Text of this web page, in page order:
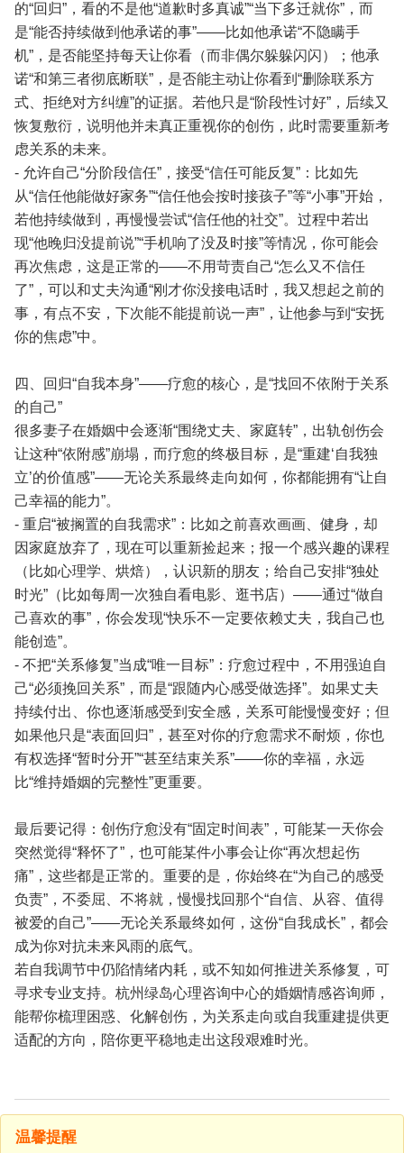
的“回归”，看的不是他“道歉时多真诚”“当下多迁就你”，而
是“能否持续做到他承诺的事”——比如他承诺“不隐瞒手
机”，是否能坚持每天让你看（而非偶尔躲躲闪闪）；他承
诺“和第三者彻底断联”，是否能主动让你看到“删除联系方
式、拒绝对方纠缠”的证据。若他只是“阶段性讨好”，后续又
恢复敷衍，说明他并未真正重视你的创伤，此时需要重新考
虑关系的未来。
- 允许自己“分阶段信任”，接受“信任可能反复”：比如先
从“信任他能做好家务”“信任他会按时接孩子”等“小事”开始，
若他持续做到，再慢慢尝试“信任他的社交”。过程中若出
现“他晚归没提前说”“手机响了没及时接”等情况，你可能会
再次焦虑，这是正常的——不用苛责自己“怎么又不信任
了”，可以和丈夫沟通“刚才你没接电话时，我又想起之前的
事，有点不安，下次能不能提前说一声”，让他参与到“安抚
你的焦虑”中。
四、回归“自我本身”——疗愈的核心，是“找回不依附于关系
的自己”
很多妻子在婚姻中会逐渐“围绕丈夫、家庭转”，出轨创伤会
让这种“依附感”崩塌，而疗愈的终极目标，是“重建‘自我独
立’的价值感”——无论关系最终走向如何，你都能拥有“让自
己幸福的能力”。
- 重启“被搁置的自我需求”：比如之前喜欢画画、健身，却
因家庭放弃了，现在可以重新捡起来；报一个感兴趣的课程
（比如心理学、烘焙），认识新的朋友；给自己安排“独处
时光”（比如每周一次独自看电影、逛书店）——通过“做自
己喜欢的事”，你会发现“快乐不一定要依赖丈夫，我自己也
能创造”。
- 不把“关系修复”当成“唯一目标”：疗愈过程中，不用强迫自
己“必须挽回关系”，而是“跟随内心感受做选择”。如果丈夫
持续付出、你也逐渐感受到安全感，关系可能慢慢变好；但
如果他只是“表面回归”，甚至对你的疗愈需求不耐烦，你也
有权选择“暂时分开”“甚至结束关系”——你的幸福，永远
比“维持婚姻的完整性”更重要。
最后要记得：创伤疗愈没有“固定时间表”，可能某一天你会
突然觉得“释怀了”，也可能某件小事会让你“再次想起伤
痛”，这些都是正常的。重要的是，你始终在“为自己的感受
负责”，不委屈、不将就，慢慢找回那个“自信、从容、值得
被爱的自己”——无论关系最终如何，这份“自我成长”，都会
成为你对抗未来风雨的底气。
若自我调节中仍陷情绪内耗，或不知如何推进关系修复，可
寻求专业支持。杭州绿岛心理咨询中心的婚姻情感咨询师，
能帮你梳理困惑、化解创伤，为关系走向或自我重建提供更
适配的方向，陪你更平稳地走出这段艰难时光。
温馨提醒